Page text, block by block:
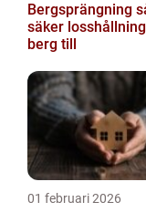
Bergsprängning så går
säker
berg till
01 februari 2026